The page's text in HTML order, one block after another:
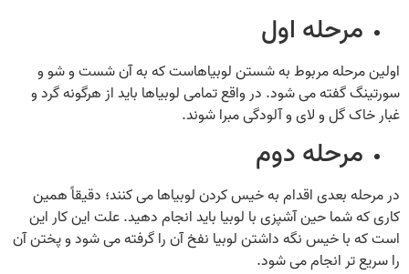
مرحله اول
اولین مرحله مربوط به شستن لوبیاهاست که به آن شست و شو و
سورتینگ گفته می‌ شود. در واقع تمامی لوبیاها باید از هرگونه گرد و
غبار خاک گل و لای و آلودگی مبرا شوند.
مرحله دوم
در مرحله بعدی اقدام به خیس کردن لوبیاها می‌ کنند؛ دقیقاً همین
کاری که شما حین آشپزی با لوبیا باید انجام دهید. علت این کار این
است که با خیس نگه داشتن لوبیا نفخ آن را گرفته می شود و پختن آن
را سریع تر انجام می شود.